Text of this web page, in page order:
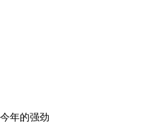
年的强劲